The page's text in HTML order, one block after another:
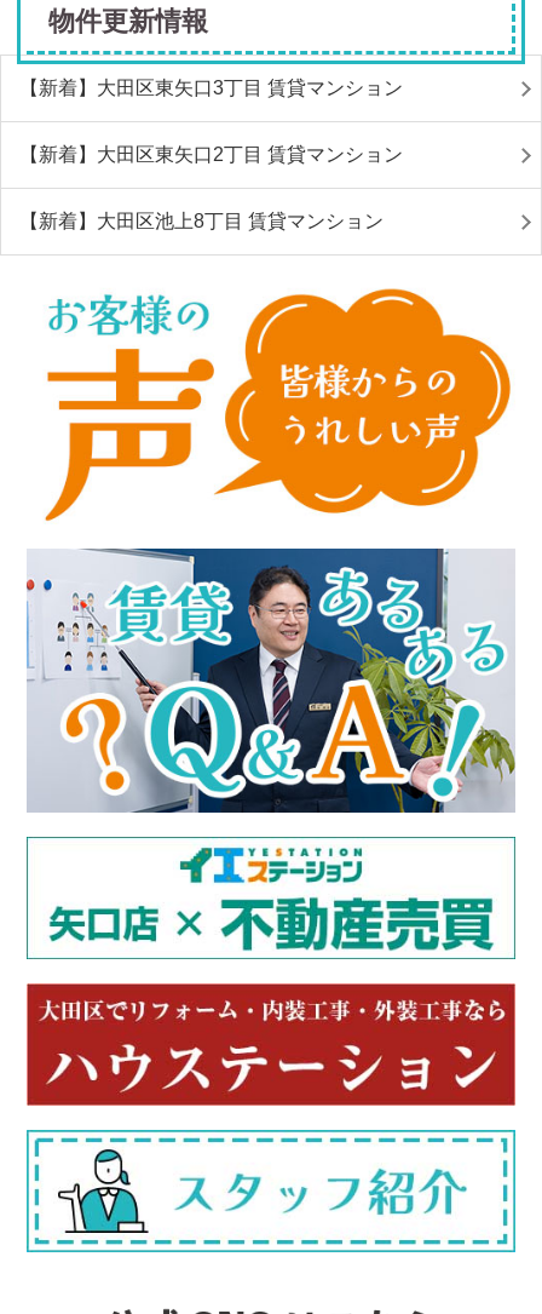
物件更新情報
【新着】大田区東矢口3丁目 賃貸マンション
【新着】大田区東矢口2丁目 賃貸マンション
【新着】大田区池上8丁目 賃貸マンション